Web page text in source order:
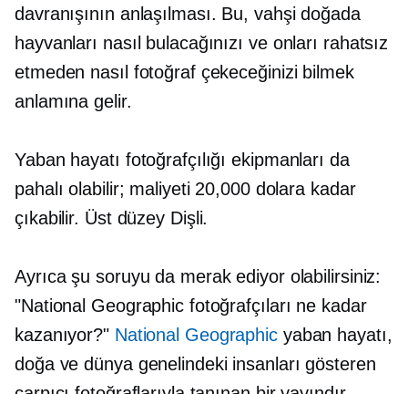
davranışının anlaşılması. Bu, vahşi doğada
hayvanları nasıl bulacağınızı ve onları rahatsız
etmeden nasıl fotoğraf çekeceğinizi bilmek
anlamına gelir.
Yaban hayatı fotoğrafçılığı ekipmanları da
pahalı olabilir; maliyeti 20,000 dolara kadar
çıkabilir. Üst düzey Dişli.
Ayrıca şu soruyu da merak ediyor olabilirsiniz:
"National Geographic fotoğrafçıları ne kadar
kazanıyor?" National Geographicyaban hayatı,
doğa ve dünya genelindeki insanları gösteren